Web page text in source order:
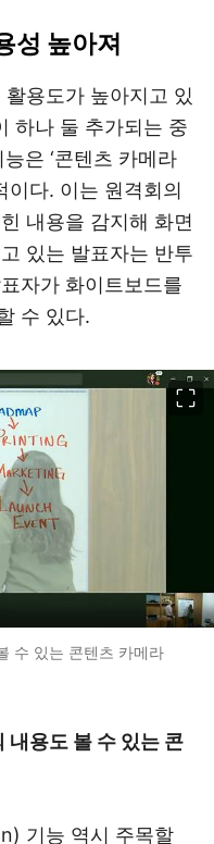
성 높아져
용도가 높아지고 있
하나 둘 추가되는 중
은 ‘콘텐츠 카메라
다. 이는 원격회의
내용을 감지해 화면
있는 발표자는 반투
자가 화이트보드를
수 있다.
수 있는 콘텐츠 카메라
내용도 볼 수 있는 콘
기능 역시 주목할